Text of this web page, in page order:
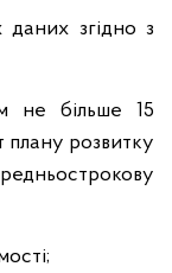
згідно з
не більше 15
плану розвитку